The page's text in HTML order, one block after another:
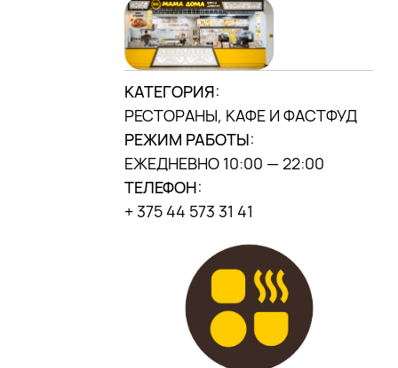
г. Минск, ул. П.
Мстиславца, 9,
(«Дана центр»)
МЫ В
INSTAGRAM
DANA MALL, 2025
КАТЕГОРИЯ:
РЕСТОРАНЫ, КАФЕ И ФАСТФУД
РЕЖИМ РАБОТЫ:
ЕЖЕДНЕВНО 10:00 — 22:00
ТЕЛЕФОН:
+ 375 44 573 31 41